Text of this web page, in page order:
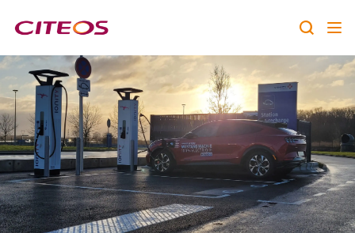
Notre identité
Nos expertises
Nos références
Nous rejoindre
Rechercher :